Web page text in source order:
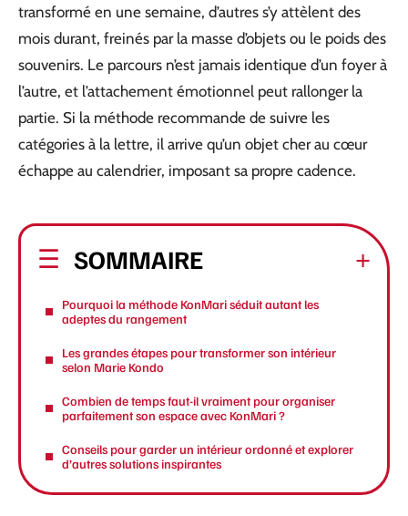
transformé en une semaine, d’autres s’y attèlent des
mois durant, freinés par la masse d’objets ou le poids des
souvenirs. Le parcours n’est jamais identique d’un foyer à
l’autre, et l’attachement émotionnel peut rallonger la
partie. Si la méthode recommande de suivre les
catégories à la lettre, il arrive qu’un objet cher au cœur
échappe au calendrier, imposant sa propre cadence.
SOMMAIRE
Pourquoi la méthode KonMari séduit autant les
adeptes du rangement
Les grandes étapes pour transformer son intérieur
selon Marie Kondo
Combien de temps faut-il vraiment pour organiser
parfaitement son espace avec KonMari ?
Conseils pour garder un intérieur ordonné et explorer
d’autres solutions inspirantes